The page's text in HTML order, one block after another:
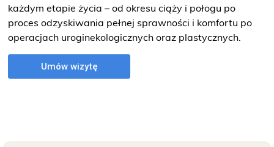
każdym etapie życia – od okresu ciąży i połogu po
proces odzyskiwania pełnej sprawności i komfortu po
operacjach uroginekologicznych oraz plastycznych.